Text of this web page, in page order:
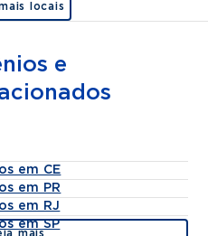
locais
e
em CE
em PR
em RJ
em SP
mais